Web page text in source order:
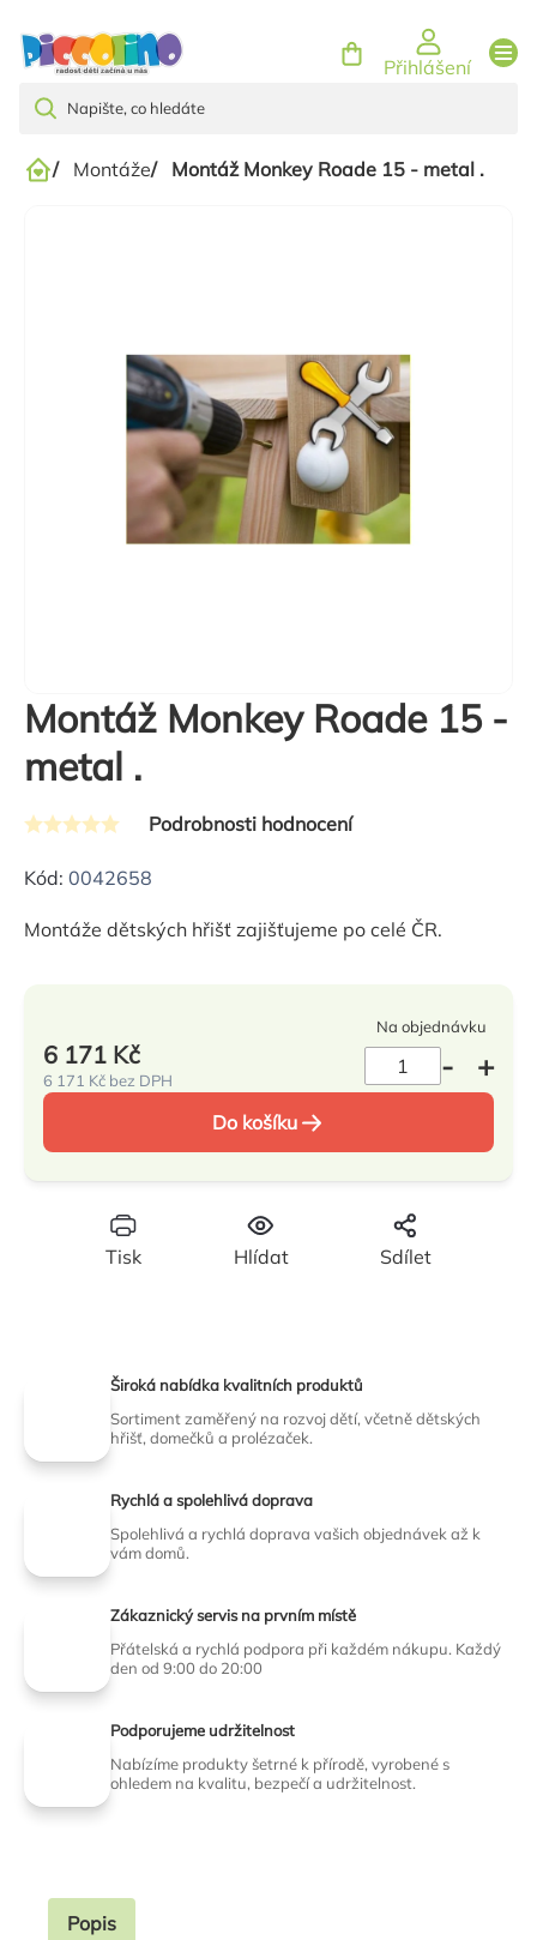
Přihlášení
Domů
/ Montáže/ Montáž Monkey Roade 15 - metal .
Montáž Monkey Roade 15 -
metal .
Průměrné
hodnocení
je
hvězdiček.
Podrobnosti hodnocení
Kód: 0042658
Montáže dětských hřišť zajišťujeme po celé ČR.
Tisk Hlídat Sdílet
Na objednávku
6 171 Kč
6 171 Kč bez DPH
Měrná
cena:
Do košíku
Široká nabídka kvalitních produktů
Sortiment zaměřený na rozvoj dětí, včetně dětských
hřišť, domečků a prolézaček.
Rychlá a spolehlivá doprava
Spolehlivá a rychlá doprava vašich objednávek až k
vám domů.
Zákaznický servis na prvním místě
Přátelská a rychlá podpora při každém nákupu. Každý
den od 9:00 do 20:00
Podporujeme udržitelnost
Nabízíme produkty šetrné k přírodě, vyrobené s
ohledem na kvalitu, bezpečí a udržitelnost.
Popis